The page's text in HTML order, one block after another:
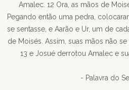
Amalec. 12 Ora, as mãos de
Pegando então uma pedra,
se sentasse, e Aarão e Ur, um de
de Moisés. Assim, suas mãos não
13 e Josué derrotou Amalec e
- Palavra do